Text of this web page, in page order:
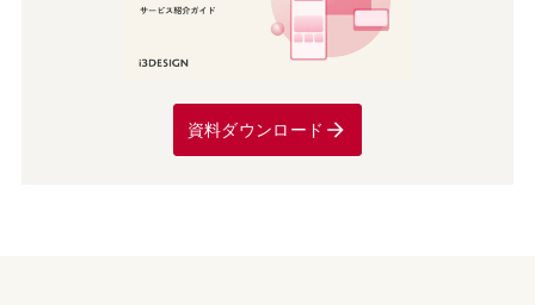
資料ダウンロード